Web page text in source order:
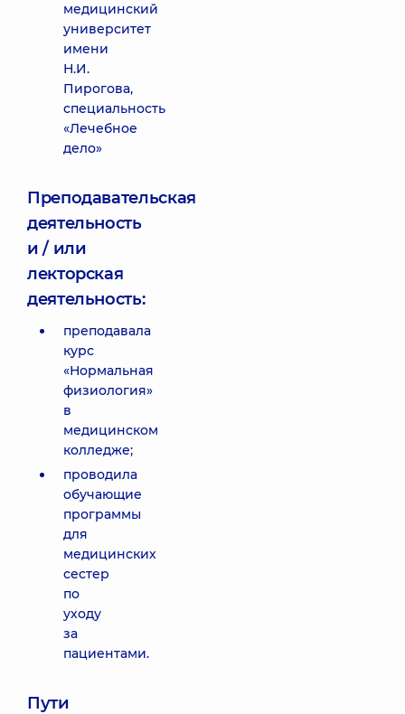
медицинский
университет
имени
Н.И.
Пирогова,
специальность
«Лечебное
дело»
Преподавательская
деятельность
и / или
лекторская
деятельность:
преподавала
курс
«Нормальная
физиология»
в
медицинском
колледже;
проводила
обучающие
программы
для
медицинских
сестер
по
уходу
за
пациентами.
Пути